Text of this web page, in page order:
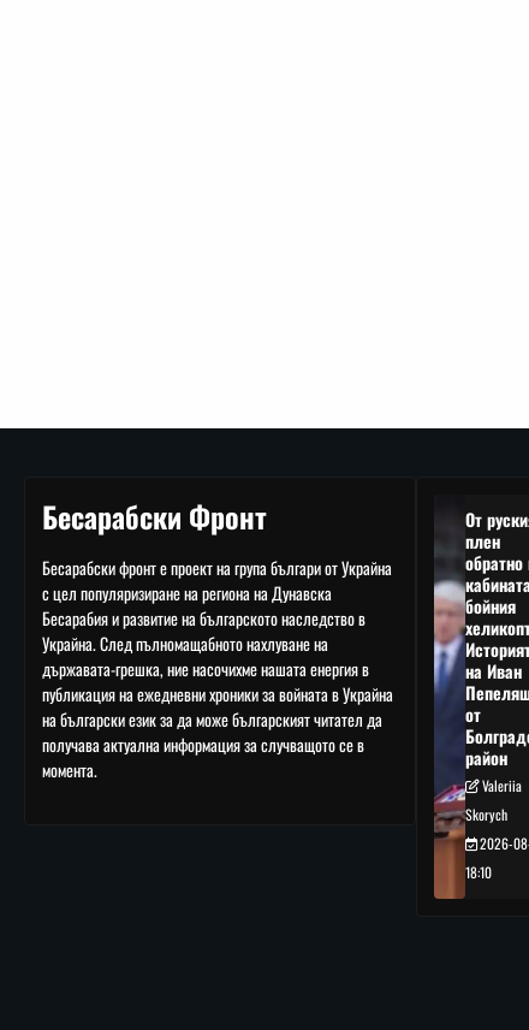
Бесарабски Фронт
Бесарабски фронт е проект на група българи от Украйна
с цел популяризиране на региона на Дунавска
Бесарабия и развитие на българското наследство в
Украйна. След пълномащабното нахлуване на
държавата-грешка, ние насочихме нашата енергия в
публикация на ежедневни хроники за войната в Украйна
на български език за да може българският читател да
получава актуална информация за случващото се в
момента.
От
плен
обратно
бойния
на Иван
от
район
Valeriia
Skorych
2026-
18:10